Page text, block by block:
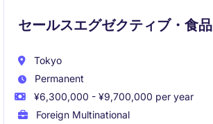
セールスエグゼクティブ・食品
Tokyo
Permanent
¥6,300,000 - ¥9,700,000 per year
Foreign Multinational